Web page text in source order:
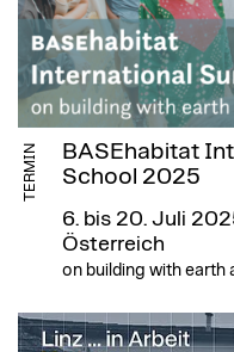
TERMIN
BASEhabitat
School 2025
6. bis 20. Juli
Österreich
on building with earth